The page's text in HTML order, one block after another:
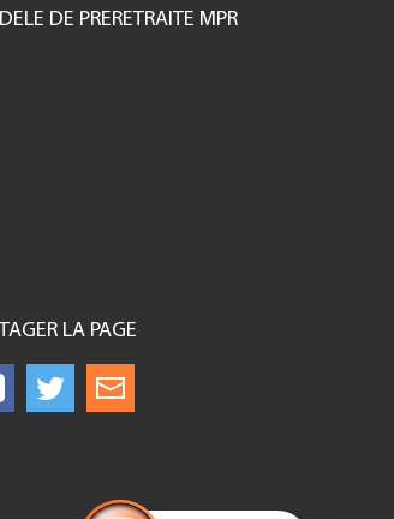
DE PRERETRAITE MPR
LA PAGE